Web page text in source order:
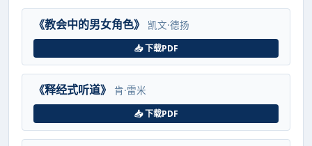
《教会中的男女角色》 凯文·德扬
📥 下载PDF
《释经式听道》 肯·雷米
📥 下载PDF